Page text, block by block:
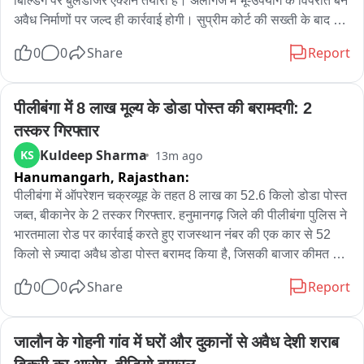
अवैध निर्माणों पर जल्द ही कार्रवाई होगी। सुप्रीम कोर्ट की सख्ती के बाद
तहत विहित प्राधिकारी न्यायालय से अवैध निर्माण से सम्बंधित फाइलें
रिपोर्ट प्रस्तुत करते हुए अवगत कराया गया कि अलीगंज क्षेत्र में आवासीय
भू-उपयोग में मानकों के विपरीत बने 51 व्यावसायिक निर्माण चिह्नित किए गए
हैं। न्यायालय ने उक्त समस्त प्रकरणों में की गयी कार्रवाई की स्थिति स्पष्ट
करने के निर्देश दिये हैं। इसके साथ ही सर्वोच्च न्यायालय की टीम शहर में
आकर अलीगंज क्षेत्र में अवैध निर्माणों का सर्वे करेगी।
0 0 Share Report
पीलीबंगा में 8 लाख मूल्य के डोडा पोस्त की बरामदगी: 2
तस्कर गिरफ्तार
KS Kuldeep Sharma 13m ago
Hanumangarh, Rajasthan:
पीलीबंगा में ऑपरेशन चक्रव्यूह के तहत 8 लाख का 52.6 किलो डोडा पोस्त
जब्त, बीकानेर के 2 तस्कर गिरफ्तार. हनुमानगढ़ जिले की पीलीबंगा पुलिस ने
भारतमाला रोड पर कार्रवाई करते हुए राजस्थान नंबर की एक कार से 52
किलो से ज़्यादा अवैध डोडा पोस्त बरामद किया है, जिसकी बाजार कीमत
और महावीर बिश्नोई को गिरफ्तार कर कार जब्त कर ली गई है। आरोपियों के
थानाधिकारी रजनदीप कौर को सौंपी गई है।
0 0 Share Report
जालौन के गोहनी गांव में घरों और दुकानों से अवैध देशी शराब